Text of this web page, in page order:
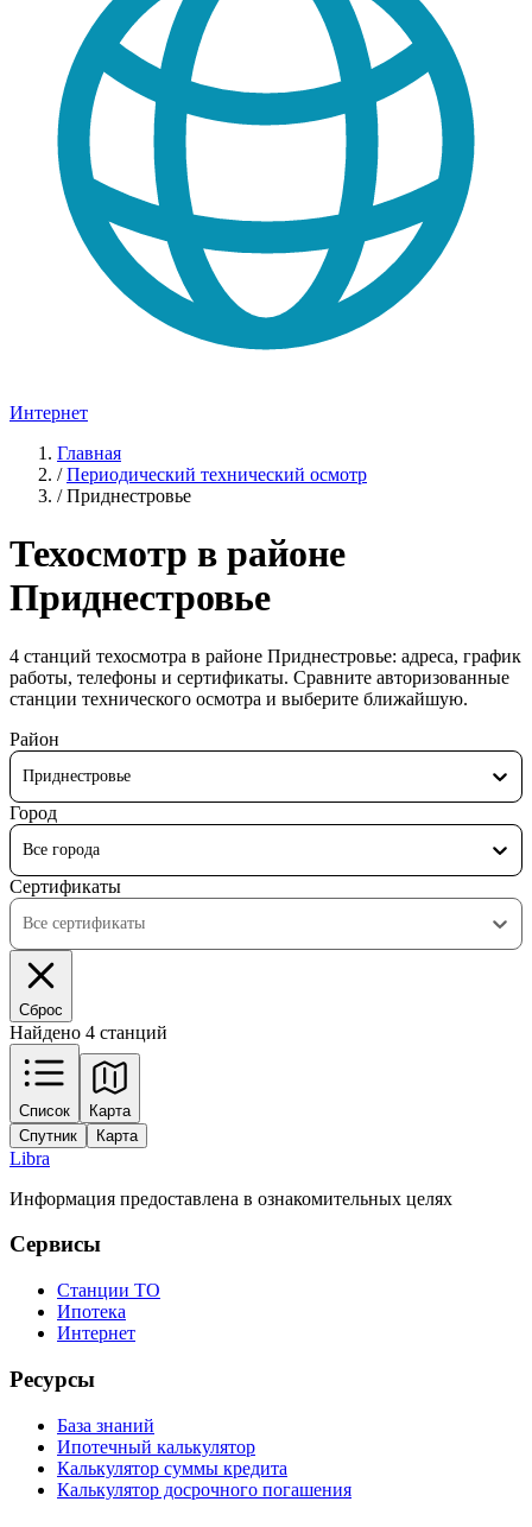
Интернет
Главная
/ Периодический технический осмотр
/ Приднестровье
Техосмотр в районе
Приднестровье
4 станций техосмотра в районе Приднестровье: адреса, график
работы, телефоны и сертификаты. Сравните авторизованные
станции технического осмотра и выберите ближайшую.
Район
Приднестровье
Город
Все города
Сертификаты
Все сертификаты
Сброс
Найдено 4 станций
Список Карта
+
−
Tiles © Esri — Source: Esri, Maxar, Earthstar Geographics, and the GIS
User Community
Спутник Карта
Libra
Информация предоставлена в ознакомительных целях
Сервисы
Станции ТО
Ипотека
Интернет
Ресурсы
База знаний
Ипотечный калькулятор
Калькулятор суммы кредита
Калькулятор досрочного погашения